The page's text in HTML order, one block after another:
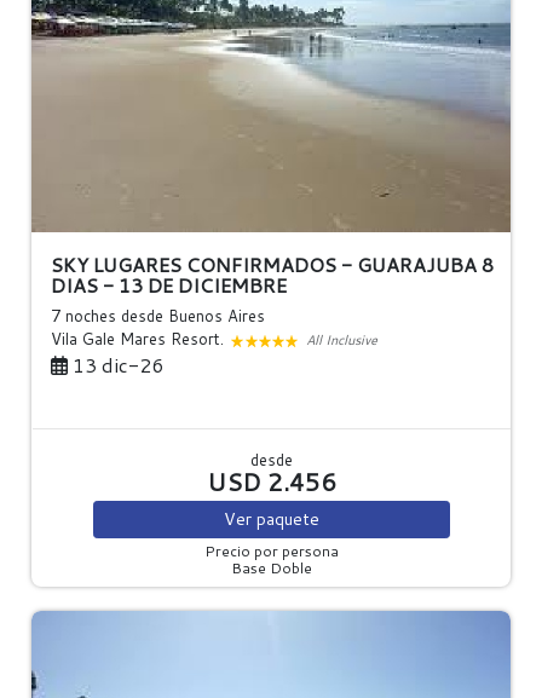
SKY LUGARES CONFIRMADOS - GUARAJUBA 8
DIAS - 13 DE DICIEMBRE
7 noches desde Buenos Aires
Vila Gale Mares Resort.
All Inclusive
13 dic-26
desde
USD 2.456
Ver paquete
Precio por persona
Base Doble